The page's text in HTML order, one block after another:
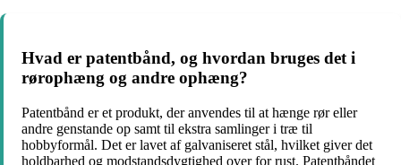
Hvad er patentbånd, og hvordan bruges det i
rørophæng og andre ophæng?
Patentbånd er et produkt, der anvendes til at hænge rør eller
andre genstande op samt til ekstra samlinger i træ til
hobbyformål. Det er lavet af galvaniseret stål, hvilket giver det
holdbarhed og modstandsdygtighed over for rust. Patentbåndet